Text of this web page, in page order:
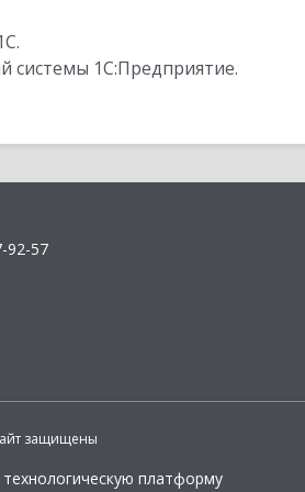
системы 1С:Предприятие.
92-57
защищены
платформу